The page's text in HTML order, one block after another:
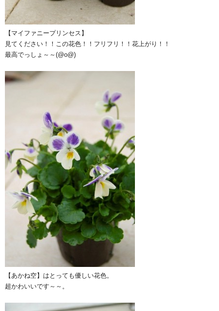
【マイファニープリンセス】
見てください！！この花色！！フリフリ！！花上がり！！
最高でっしょ～～(@o@)
【あかね空】はとっても優しい花色。
超かわいいです～～。